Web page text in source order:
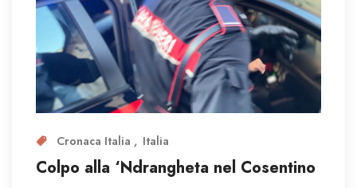
Cronaca Italia Italia
Colpo alla ‘Ndrangheta nel Cosentino